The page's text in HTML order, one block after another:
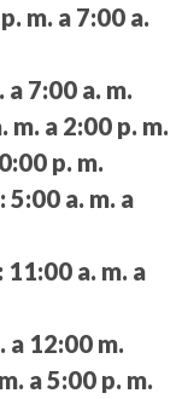
m. a 7:00 a.
a 7:00 a. m.
m. a 2:00 p. m.
p. m.
5:00 a. m. a
11:00 a. m. a
a 12:00 m.
a 5:00 p. m.